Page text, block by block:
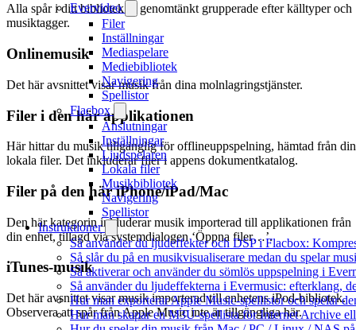
Evervideo
Filer
Inställningar
Mediaspelare
Mediebibliotek
Navigering
Spellistor
Flacbox
Anslutningar
Inställningar
Ljudspelaren
Lokala filer
Musikbibliotek
Navigering
Spellistor
Instruktioner
Så använder du ljudeffekter och DSP i Flacbox:
Så slår du på en musikvisualiserare medan du spelar
Så aktiverar och använder du sömlös uppspelning i
Så använder du ljudeffekterna i Evermusic: efterklang,
Hur man exporterar Apple Music-spellistor och spelar
Hur man skapar en M3U-spellista för Internet Archive
Alla spår i ditt bibliotek är genomtänkt grupperade efter källtyper och
musiktagger.
Onlinemusik
Det här avsnittet visar musik från dina molnlagringstjänster.
Filer i den här applikationen
Här hittar du musik tillgänglig för offlineuppspelning, hämtad från
lokala filer. Det inkluderar filer i appens dokumentkatalog.
Filer på den här iPhone/iPad/Mac
Den här kategorin inkluderar musik importerad till applikationen från
din enhet, tillagd via systemdialogen ‘Öppna filer…’.
iTunes-musik
Det här avsnittet visar musik importerad till enhetens iPod-bibliotek.
Observera att spår från Apple Music inte är tillgängliga här.